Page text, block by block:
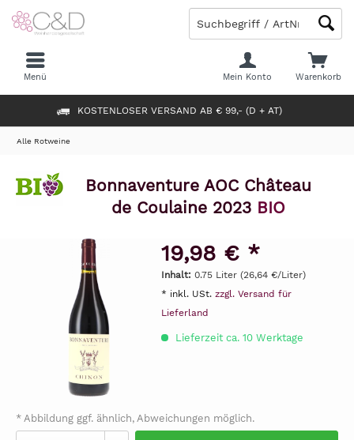
KOSTENLOSER VERSAND AB € 99,- (D + AT)
Warenkorb
Mein Konto
Menü
Alle Rotweine
Bonnaventure AOC Château
de Coulaine 2023 BIO
19,98 € *
Inhalt: 0.75 Liter (26,64 €/Liter)
* inkl. USt. zzgl. Versand für
Lieferland
Lieferzeit ca. 10 Werktage
* Abbildung ggf. ähnlich, Abweichungen möglich.